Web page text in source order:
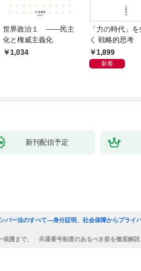
世界政治１ ――民主
化と権威主義化
1,034
「力の時代」
く 戦略的思考
1,899
新着
新刊配信予定
バー法のすべて―身分証明、社会保障からプラ
保護まで、 共通番号制度のあるべき姿を徹底解説